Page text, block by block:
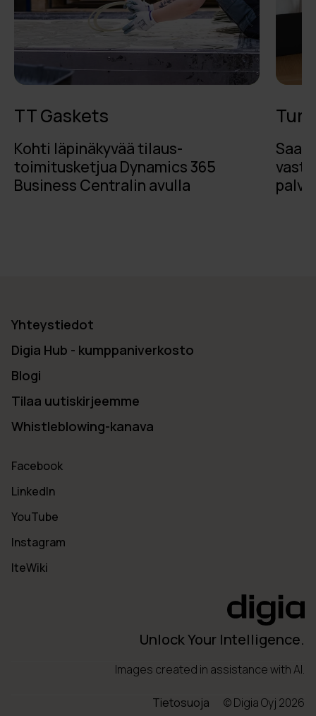
TT Gaskets
Kohti läpinäkyvää tilaus-
toimitusketjua Dynamics 365
Business Centralin avulla
Yhteystiedot
Digia Hub - kumppaniverkosto
Blogi
Tilaa uutiskirjeemme
Whistleblowing-kanava
Facebook
LinkedIn
YouTube
Instagram
IteWiki
Unlock Your Intelligence.
Images created in assistance with AI.
Tietosuoja © Digia Oyj 2026